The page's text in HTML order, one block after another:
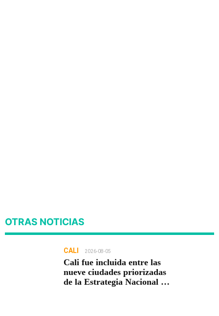
OTRAS NOTICIAS
CALI 2026-08-05
Cali fue incluida entre las
nueve ciudades priorizadas
de la Estrategia Nacional de